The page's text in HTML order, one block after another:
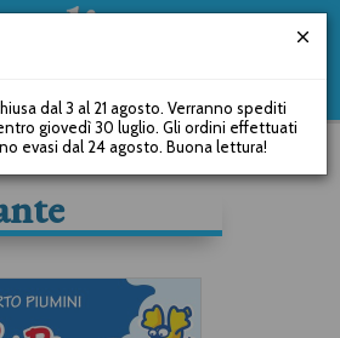
dal 3 al 21 agosto. Verranno spediti
giovedì 30 luglio. Gli ordini effettuati
evasi dal 24 agosto. Buona lettura!